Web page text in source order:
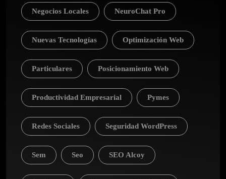
Negocios Locales NeuroChat Pro
Nuevas Tecnologías Optimización Web
Particulares Posicionamiento Web
Productividad Empresarial Pymes
Redes Sociales Seguridad WordPress
Sem Seo SEO Alcoy